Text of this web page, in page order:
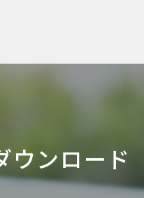
ウンロード